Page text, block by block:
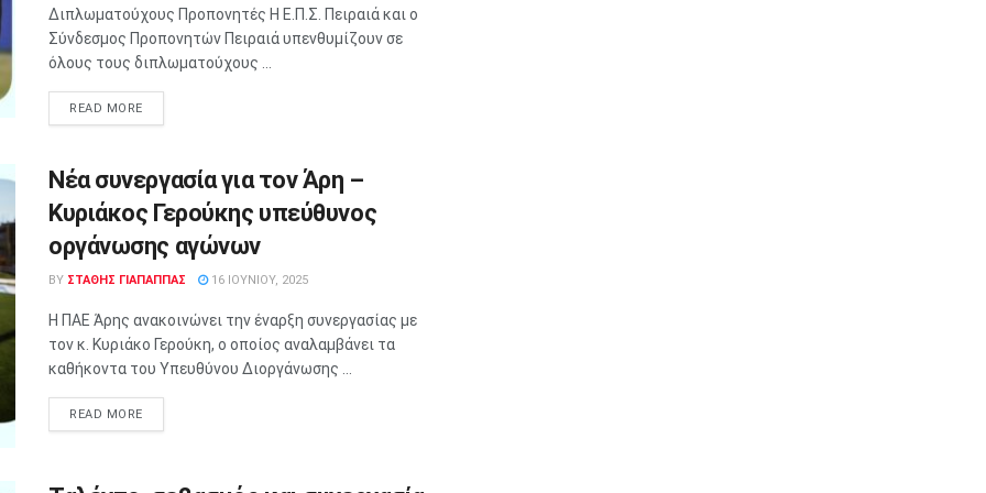
Διπλωματούχους Προπονητές Η Ε.Π.Σ. Πειραιά και ο
Σύνδεσμος Προπονητών Πειραιά υπενθυμίζουν σε
όλους τους διπλωματούχους ...
READ MORE
Νέα συνεργασία για τον Άρη –
Κυριάκος Γερούκης υπεύθυνος
οργάνωσης αγώνων
BY ΣΤΑΘΗΣ ΓΊΑΠΑΠΠΑΣ 16 ΙΟΥΝΊΟΥ, 2025
Η ΠΑΕ Άρης ανακοινώνει την έναρξη συνεργασίας με
τον κ. Κυριάκο Γερούκη, ο οποίος αναλαμβάνει τα
καθήκοντα του Υπευθύνου Διοργάνωσης ...
READ MORE